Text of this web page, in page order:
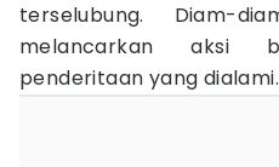
terselubung. Diam-
melancarkan aksi
penderitaan yang dialami.